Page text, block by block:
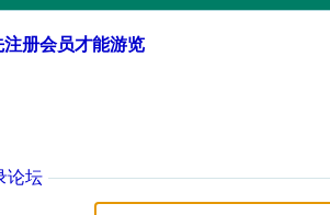
册会员才能游览
论坛